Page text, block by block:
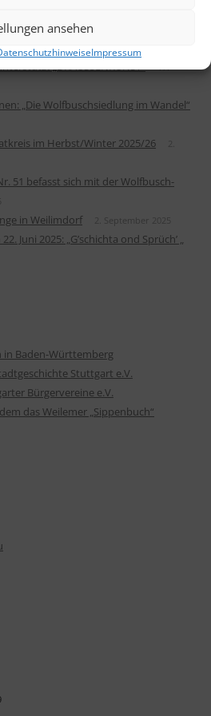
ansehen
Impressum
und Maria Lichtmeß
„DRAUSSENKUNST“
17.
„Die Wolfbuschsiedlung im Wandel“
im Herbst/Winter 2025/26
2.
51 befasst sich mit der Wolfbusch-
in Weilimdorf 2. September 2025
Juni 2025: „G’schichta ond Sprüch’ „
in Baden-Württemberg
Stuttgart e.V.
Bürgervereine e.V.
das Weilemer „Sippenbuch“